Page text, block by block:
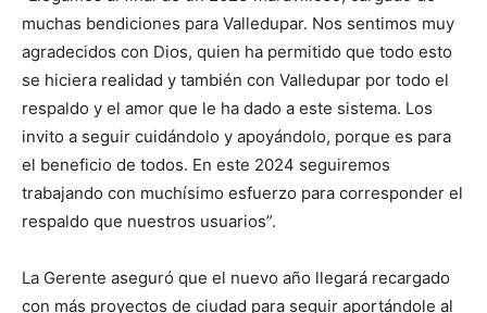
muchas bendiciones para Valledupar. Nos sentimos muy
agradecidos con Dios, quien ha permitido que todo esto
se hiciera realidad y también con Valledupar por todo el
respaldo y el amor que le ha dado a este sistema. Los
invito a seguir cuidándolo y apoyándolo, porque es para
el beneficio de todos. En este 2024 seguiremos
trabajando con muchísimo esfuerzo para corresponder el
respaldo que nuestros usuarios”.
La Gerente aseguró que el nuevo año llegará recargado
con más proyectos de ciudad para seguir aportándole al